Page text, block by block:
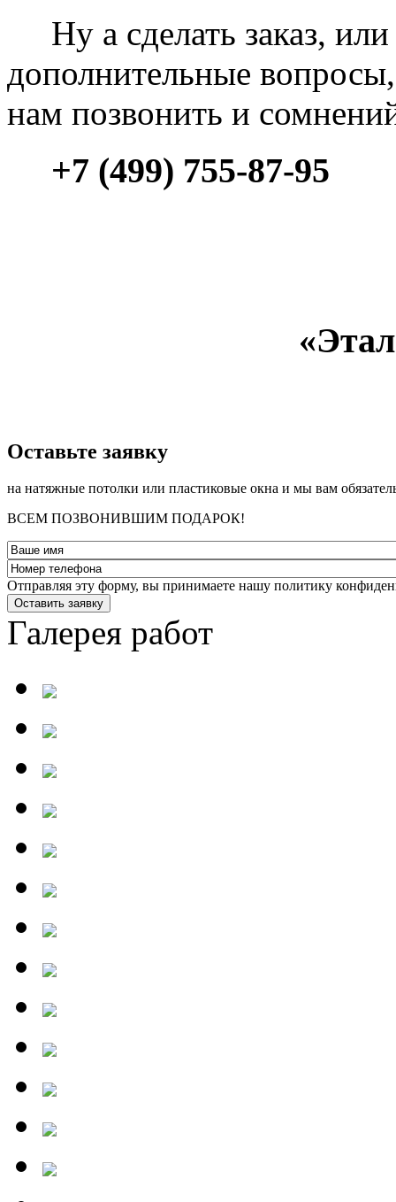
Ну а сделать заказ, или
дополнительные вопросы,
нам позвонить и
+7 (499) 755-87-95
­Оставьте заявку
на натяжные потолки или пластиковые окна и мы вам
ВСЕМ ПОЗВОНИВШИМ ПОДАРОК!
Отправляя эту форму, вы принимаете нашу политику
Оставить заявку
Галерея работ